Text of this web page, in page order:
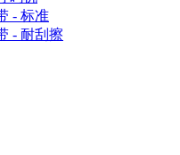
- 标准
- 耐刮擦